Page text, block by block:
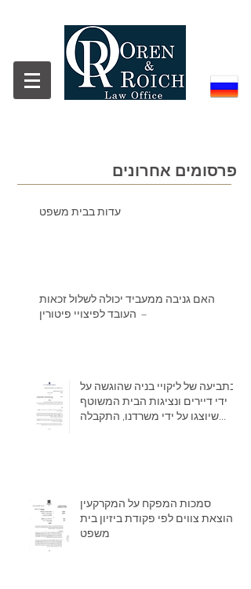
פרסומים אחרונים
עדות בבית משפט
האם גניבה ממעביד יכולה לשלול זכאות
העובד לפיצויי פיטורין –
בתביעה של ליקויי בניה שהוגשה על
ידי דיירים ונציגות הבית המשוטף
שיוצגו על ידי משרדנו, התקבלה
סמכות המפקח על המקרקעין
בהוצאת צווים לפי פקודת ביזיון בית
משפט